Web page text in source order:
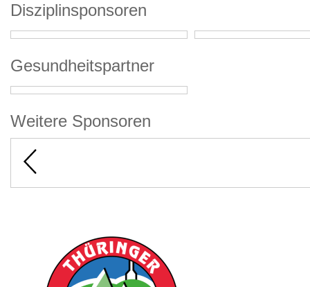
Disziplinsponsoren
Gesundheitspartner
Weitere Sponsoren